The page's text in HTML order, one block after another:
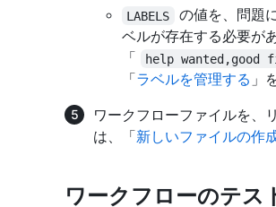
LABELS
の値を、問題
ベルが存在する必要が
「
help
「ラベルを管理する 」
ワークフローファイルを、
は、「新しいファイルの作
ワークフローのテス